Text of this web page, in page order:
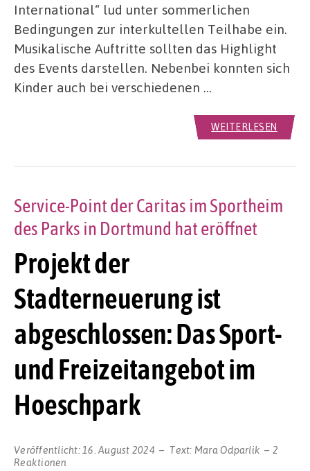
International“ lud unter sommerlichen
Bedingungen zur interkultellen Teilhabe ein.
Musikalische Auftritte sollten das Highlight
des Events darstellen. Nebenbei konnten sich
Kinder auch bei verschiedenen …
WEITERLESEN
Projekt der
Stadterneuerung ist
abgeschlossen: Das Sport-
und Freizeitangebot im
Hoeschpark
Service-Point der Caritas im Sportheim
des Parks in Dortmund hat eröffnet
Veröffentlicht: 16. August 2024 Text: Mara Odparlik
2
Reaktionen